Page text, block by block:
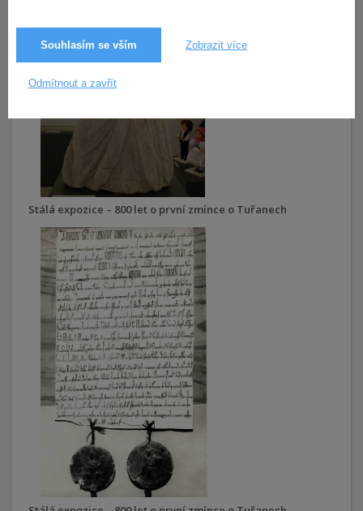
Souhlasím se vším Zobrazit více
Odmítnout a zavřít
Stálá expozice – 800 let o první zmínce o Tuřanech